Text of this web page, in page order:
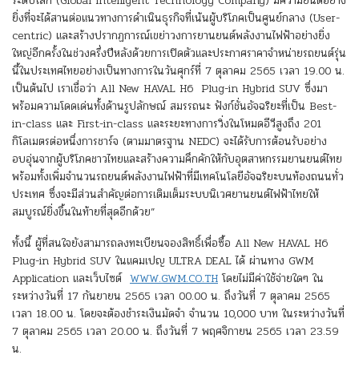
ยิ่งที่จะได้สานต่อแนวทางการดำเนินธุรกิจที่เน้นผู้บริโภคเป็นศูนย์กลาง (User-
centric) และสร้างปรากฏการณ์เขย่าวงการยานยนต์พลังงานไฟฟ้าอย่างยิ่ง
ใหญ่อีกครั้งในช่วงครึ่งปีหลังด้วยการเปิดตัวและประกาศราคาจำหน่ายรถยนต์รุ่น
นี้ในประเทศไทยอย่างเป็นทางการในวันศุกร์ที่ 7 ตุลาคม 2565 เวลา 19.00 น.
เป็นต้นไป เราเชื่อว่า All New HAVAL H6 Plug-in Hybrid SUV ซึ่งมา
พร้อมความโดดเด่นทั้งด้านรูปลักษณ์ สมรรถนะ ฟังก์ชั่นอัจฉริยะที่เป็น Best-
in-class และ First-in-class และระยะทางการวิ่งในโหมดอีวีสูงถึง 201
กิโลเมตรต่อหนึ่งการชาร์จ (ตามมาตรฐาน NEDC) จะได้รับการต้อนรับอย่าง
อบอุ่นจากผู้บริโภคชาวไทยและสร้างความคึกคักให้กับอุตสาหกรรมยานยนต์ไทย
พร้อมทั้งเพิ่มจำนวนรถยนต์พลังงานไฟฟ้าที่มีเทคโนโลยีอัจฉริยะบนท้องถนนทั่ว
ประเทศ ซึ่งจะมีส่วนสำคัญต่อการเติมเต็มระบบนิเวศยานยนต์ไฟฟ้าไทยให้
สมบูรณ์ยิ่งขึ้นในท้ายที่สุดอีกด้วย”
ทั้งนี้ ผู้ที่สนใจยังสามารถลงทะเบียนจองสิทธิ์เพื่อซื้อ All New HAVAL H6
Plug-in Hybrid SUV ในแคมเปญ ULTRA DEAL ได้ ผ่านทาง GWM
Application และเว็บไซต์ WWW.GWM.CO.THโดยไม่มีค่าใช้จ่ายใดๆ ใน
ระหว่างวันที่ 17 กันยายน 2565 เวลา 00.00 น. ถึงวันที่ 7 ตุลาคม 2565
เวลา 18.00 น. โดยจะต้องชำระเงินมัดจำ จำนวน 10,000 บาท ในระหว่างวันที่
7 ตุลาคม 2565 เวลา 20.00 น. ถึงวันที่ 7 พฤศจิกายน 2565 เวลา 23.59
น.